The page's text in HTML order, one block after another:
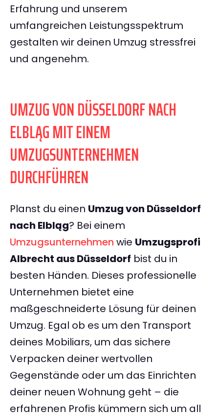
Erfahrung und unserem
umfangreichen Leistungsspektrum
gestalten wir deinen Umzug stressfrei
und angenehm.
UMZUG VON DÜSSELDORF NACH
ELBLĄG MIT EINEM
UMZUGSUNTERNEHMEN
DURCHFÜHREN
Planst du einen Umzug von Düsseldorf
nach Elbląg? Bei einem
Umzugsunternehmen wie Umzugsprofi
Albrecht aus Düsseldorf bist du in
besten Händen. Dieses professionelle
Unternehmen bietet eine
maßgeschneiderte Lösung für deinen
Umzug. Egal ob es um den Transport
deines Mobiliars, um das sichere
Verpacken deiner wertvollen
Gegenstände oder um das Einrichten
deiner neuen Wohnung geht – die
erfahrenen Profis kümmern sich um all